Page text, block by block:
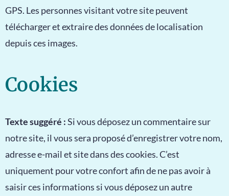
GPS. Les personnes visitant votre site peuvent
télécharger et extraire des données de localisation
depuis ces images.
Cookies
Texte suggéré :Si vous déposez un commentaire sur
notre site, il vous sera proposé d’enregistrer votre nom,
adresse e-mail et site dans des cookies. C’est
uniquement pour votre confort afin de ne pas avoir à
saisir ces informations si vous déposez un autre